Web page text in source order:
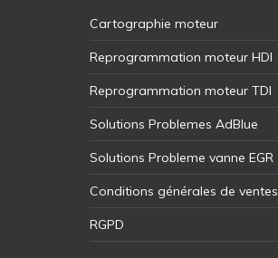
Cartographie moteur
Reprogrammation moteur HDI
Reprogrammation moteur TDI
Solutions Problemes AdBlue
Solutions Probleme vanne EGR
Conditions générales de ventes
RGPD